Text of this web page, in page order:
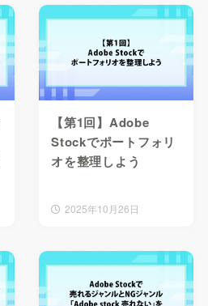
【第1回】Adobe
Stockでポートフォリ
オを整理しよう
2025年10月26日